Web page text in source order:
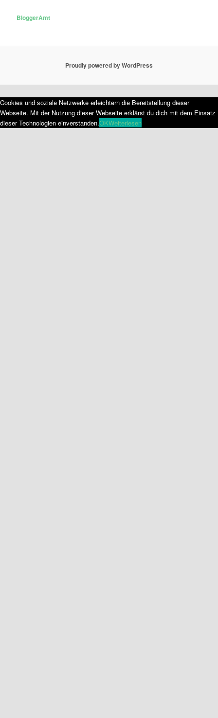
BloggerAmt
Proudly powered by WordPress
Cookies und soziale Netzwerke erleichtern die Bereitstellung dieser
Webseite. Mit der Nutzung dieser Webseite erklärst du dich mit dem Einsatz
dieser Technologien einverstanden.OKWeiterlesen